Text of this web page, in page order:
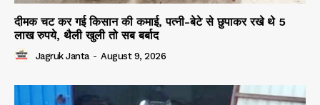
दीमक चट कर गई किसान की कमाई, पत्नी-बेटे से छुपाकर रखे थे 5
लाख रुपये, थैली खुली तो सब बर्बाद
Jagruk Janta - August 9, 2026